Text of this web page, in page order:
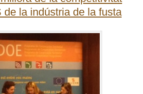
de la indústria de la fusta